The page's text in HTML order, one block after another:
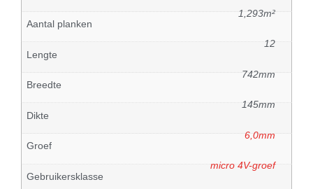
1,293m²
Aantal planken
12
Lengte
742mm
Breedte
145mm
Dikte
6,0mm
Groef
micro 4V-groef
Gebruikersklasse